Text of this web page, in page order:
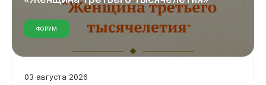
ФОРУМ
03 августа 2026